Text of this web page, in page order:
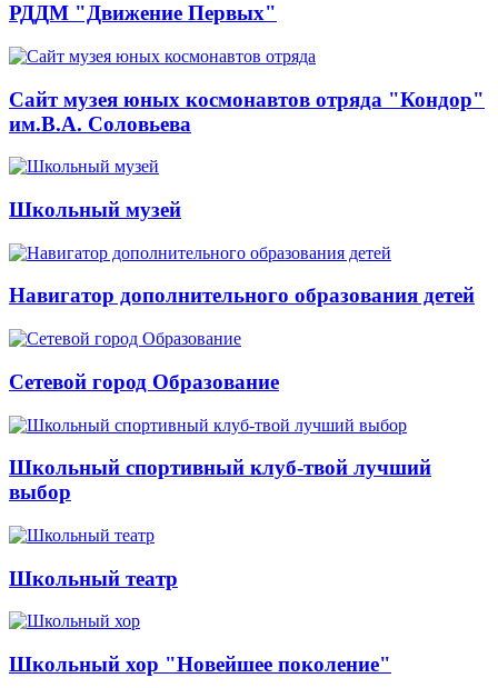
РДДМ "Движение Первых"
Сайт музея юных космонавтов отряда "Кондор"
им.В.А. Соловьева
Школьный музей
Навигатор дополнительного образования детей
Сетевой город Образование
Школьный спортивный клуб-твой лучший
выбор
Школьный театр
Школьный хор "Новейшее поколение"